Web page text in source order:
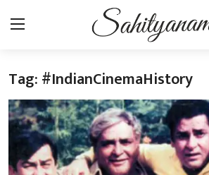
Login Register
स्वतंत्रता सेनानी
साहित्य समाचार
Tag: #IndianCinemaHistory